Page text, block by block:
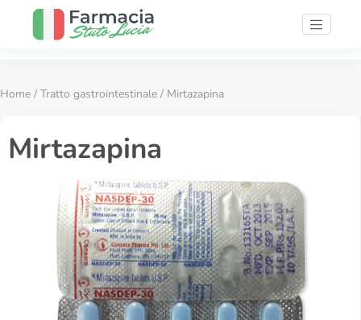
Home / Tratto gastrointestinale / Mirtazapina
Mirtazapina